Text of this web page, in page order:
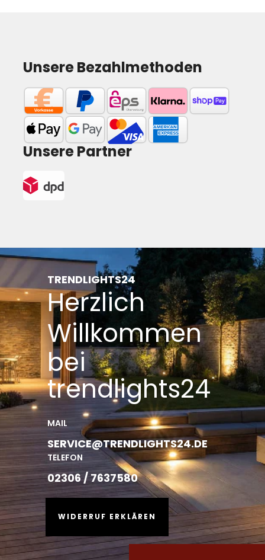
Unsere Bezahlmethoden
Unsere Partner
TRENDLIGHTS24
Herzlich
Willkommen
bei
trendlights24
MAIL
SERVICE@TRENDLIGHTS24.DE
TELEFON
02306 / 7637580
WIDERRUF ERKLÄREN